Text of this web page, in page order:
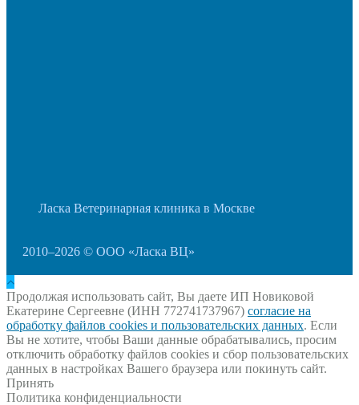
Ласка Ветеринарная клиника в Москве
2010–2026 © ООО «Ласка ВЦ»
Продолжая использовать сайт, Вы даете ИП Новиковой
Екатерине Сергеевне (ИНН 772741737967) согласие на
обработку файлов cookies и пользовательских данных. Если
Вы не хотите, чтобы Ваши данные обрабатывались, просим
отключить обработку файлов cookies и сбор пользовательских
данных в настройках Вашего браузера или покинуть сайт.
Принять
Политика конфиденциальности